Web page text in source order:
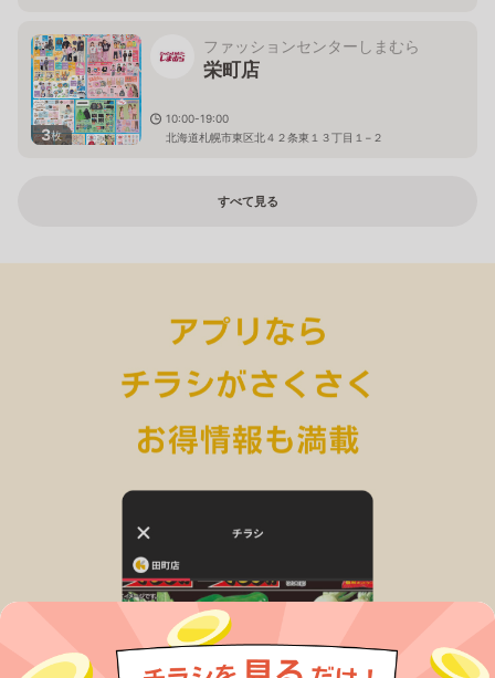
3枚
ファッションセンターしまむら
栄町店
10:00-19:00
北海道札幌市東区北４２条東１３丁目１−２
すべて見る